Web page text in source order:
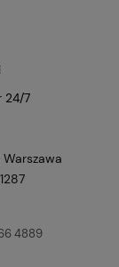
24/7
Warszawa
4889